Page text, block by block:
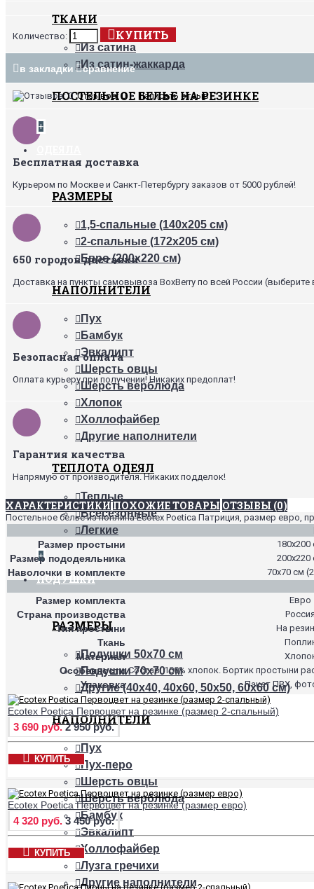
ТКАНИ
Из сатина
Из сатин-жаккарда
ПОСТЕЛЬНОЕ БЕЛЬЕ НА РЕЗИНКЕ
+
РАЗМЕРЫ
1,5-спальные (140х205 см)
2-спальные (172х205 см)
Евро (200х220 см)
НАПОЛНИТЕЛИ
Пух
Бамбук
Эвкалипт
Шерсть овцы
Шерсть верблюда
Хлопок
Холлофайбер
Другие наполнители
ТЕПЛОТА ОДЕЯЛ
Теплые
Всесезонные
Легкие
+
ПОДУШКИ
РАЗМЕРЫ
Подушки 50х70 см
Подушки 70х70 см
Другие (40х40, 40х60, 50х50, 60х60 см)
НАПОЛНИТЕЛИ
Пух
Пух-перо
Шерсть овцы
Шерсть верблюда
Бамбук
Эвкалипт
Холлофайбер
Лузга гречихи
Другие наполнители
Количество: КУПИТЬ
в закладки сравнение
Отзывов: 0• Написать отзыв
Бесплатная доставка
Курьером по Москве и Санкт-Петербургу заказов от 5000 рублей!
650 городов доставки
Доставка на пункты самовывоза BoxBerry по всей России (выберите
Безопасная оплата
Оплата курьеру при получении! Никаких предоплат!
Гарантия качества
Напрямую от производителя. Никаких подделок!
ХАРАКТЕРИСТИКИ ПОХОЖИЕ ТОВАРЫ ОТЗЫВЫ (0)
Постельное белье из поплина Ecotex Poetica Патриция, размер евро,
Размер простыни
180х200
Размер пододеяльника 200х220
Наволочки в комплекте 70х70 см
Размер комплекта
Евро
Страна производства Россия
Тип простыни На
Ткань
Материал
Особенности Состав: 100% хлопок. Бортик простыни
Упаковка Пакет ПВХ,
Ecotex Poetica Первоцвет на резинке (размер 2-спальный)
3 690 руб. 2 950 руб.
КУПИТЬ
Ecotex Poetica Первоцвет на резинке (размер евро)
4 320 руб. 3 450 руб.
КУПИТЬ